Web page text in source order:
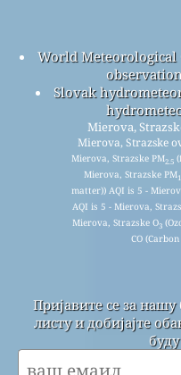
World
Slovak
Mierova,
Mierova, Strazske
Mierova, Strazske PM2.5
Mierova, Strazske PM
matter)) AQI is 5 -
AQI is 5 - Mierova,
Mierova, Strazske O3
CO
Пријавите се за
листу и добијајте